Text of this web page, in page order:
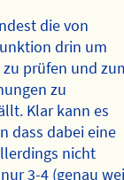
die von
drin um
prüfen und
zu
Klar kann es
dass dabei eine
nicht
3-4 (genau